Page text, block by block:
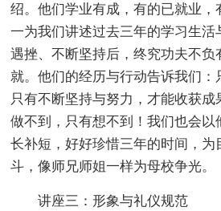
绍。他们学业有成，有的已就业，
一为我们讲述过去三年的学习生活
遇挫、不断坚持后，终究功夫不负
就。他们的经历与行动告诉我们：
只有不断坚持与努力，才能收获
做不到，只有想不到！我们也会以
长补短，好好珍惜三年的时间，为
斗，像师兄师姐一样为母校争光。
讲座三：形象与礼仪规范